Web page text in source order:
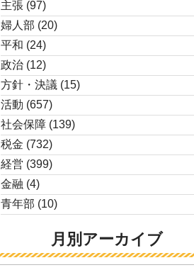
主張 (97)
婦人部 (20)
平和 (24)
政治 (12)
方針・決議 (15)
活動 (657)
社会保障 (139)
税金 (732)
経営 (399)
金融 (4)
青年部 (10)
月別アーカイブ